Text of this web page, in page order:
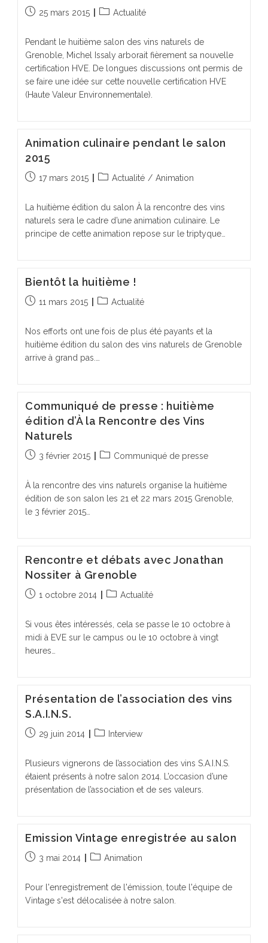
Publication
25 mars 2015
PostActualité
Pendant le huitième salon des vins naturels de
Grenoble, Michel Issaly arborait fièrement sa nouvelle
certification HVE. De longues discussions ont permis de
se faire une idée sur cette nouvelle certification HVE
(Haute Valeur Environnementale).
Animation culinaire pendant le salon
2015
Publication
17 mars 2015
PostActualité / Animation
La huitième édition du salon À la rencontre des vins
naturels sera le cadre d’une animation culinaire. Le
principe de cette animation repose sur le triptyque…
Bientôt la huitième !
Publication
11 mars 2015
PostActualité
Nos efforts ont une fois de plus été payants et la
huitième édition du salon des vins naturels de Grenoble
arrive à grand pas.…
Communiqué de presse : huitième
édition d’À la Rencontre des Vins
Naturels
Publication
3 février 2015
PostCommuniqué de presse
À la rencontre des vins naturels organise la huitième
édition de son salon les 21 et 22 mars 2015 Grenoble,
le 3 février 2015…
Rencontre et débats avec Jonathan
Nossiter à Grenoble
Publication
1 octobre 2014
PostActualité
Si vous êtes intéressés, cela se passe le 10 octobre à
midi à EVE sur le campus ou le 10 octobre à vingt
heures…
Présentation de l’association des vins
S.A.I.N.S.
Publication
29 juin 2014
PostInterview
Plusieurs vignerons de l’association des vins S.A.I.N.S.
étaient présents à notre salon 2014. L’occasion d’une
présentation de l’association et de ses valeurs.
Emission Vintage enregistrée au salon
Publication
3 mai 2014
PostAnimation
Pour l'enregistrement de l'émission, toute l'équipe de
Vintage s'est délocalisée à notre salon.